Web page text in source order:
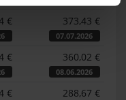
€ 373,43 €
07.07.2026
€ 360,02 €
08.06.2026
€ 288,67 €